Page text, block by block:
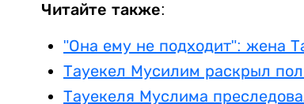
Читайте также:
"Она ему не подходит": жена
Тауекел Мусилим раскрыл пол
Тауекеля Муслима